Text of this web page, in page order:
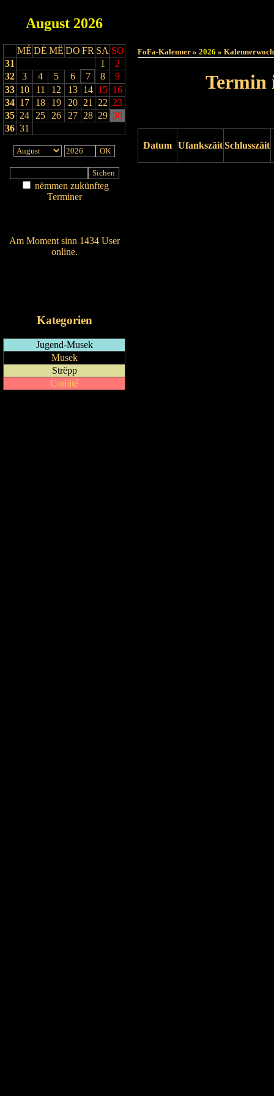
August 2026
MÉ DË MË DO FR SA SO
31
1
2
32
3 4 5 6 7 8
9
33 10 11 12 13 14 15 16
34 17 18 19 20 21 22 23
35 24 25 26 27 28 29 30
36 31
nëmmen zukünfteg
Terminer
Am Moment sinn 1434 User
online.
Kategorien
Jugend-Musek
Musek
Strëpp
Comité
FoFa-Kalenner » 2026 »
Termin
Datum UfankszäitSchlusszäit